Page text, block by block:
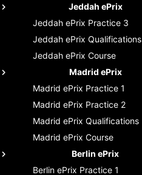
Jeddah ePrix
Jeddah ePrix Practice 3
Jeddah ePrix Qualifications
Jeddah ePrix Course
Madrid ePrix
Madrid ePrix Practice 1
Madrid ePrix Practice 2
Madrid ePrix Qualifications
Madrid ePrix Course
Berlin ePrix
Berlin ePrix Practice 1